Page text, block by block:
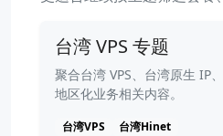
台湾 VPS 专题
聚合台湾 VPS、台湾原生 IP
地区化业务相关内容。
台湾VPS 台湾Hinet